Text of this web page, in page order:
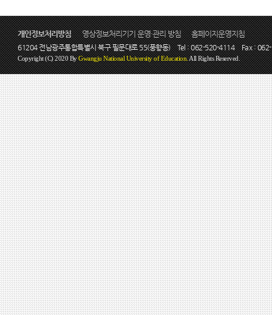
개인정보처리방침 영상정보처리기기 운영·관리 방침 홈페이지운영지침
61204 전남광주통합특별시 북구 필문대로 55(풍향동) Tel : 062-520-4114 Fax :
Copyright (C) 2020 ByGwangju National University of Education.All Rights Reserved.